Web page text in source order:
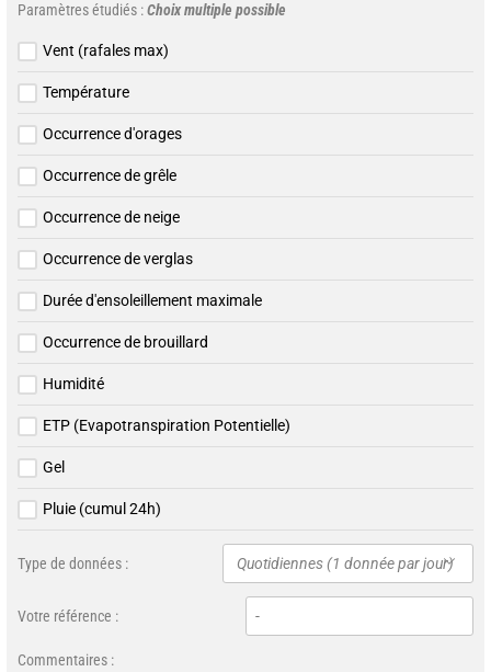
Paramètres étudiés :Choix multiple possible
Vent (rafales max)
Température
Occurrence d'orages
Occurrence de grêle
Occurrence de neige
Occurrence de verglas
Durée d'ensoleillement maximale
Occurrence de brouillard
Humidité
ETP (Evapotranspiration Potentielle)
Gel
Pluie (cumul 24h)
Type de données : Quotidiennes (1 donnée par jour)
Votre référence :
Commentaires :